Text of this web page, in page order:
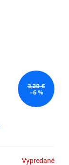
3,20 €
–6 %
Vypredané